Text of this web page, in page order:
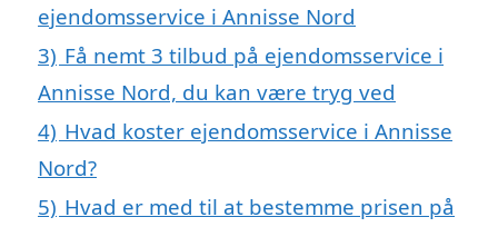
ejendomsservice i Annisse Nord
3) Få nemt 3 tilbud på ejendomsservice i
Annisse Nord, du kan være tryg ved
4) Hvad koster ejendomsservice i Annisse
Nord?
5) Hvad er med til at bestemme prisen på